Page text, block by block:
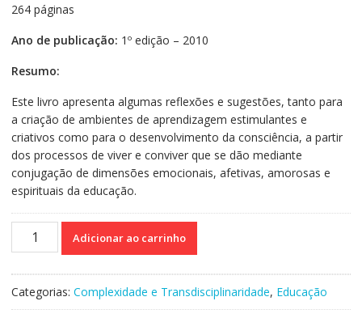
264 páginas
Ano de publicação: 1º edição – 2010
Resumo:
Este livro apresenta algumas reflexões e sugestões, tanto para
a criação de ambientes de aprendizagem estimulantes e
criativos como para o desenvolvimento da consciência, a partir
dos processos de viver e conviver que se dão mediante
conjugação de dimensões emocionais, afetivas, amorosas e
espirituais da educação.
Complexidade
educação
Adicionar ao carrinho
Categorias: Complexidade e Transdisciplinaridade, Educação